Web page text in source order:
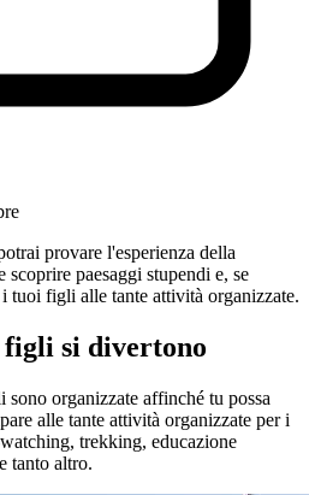
provare l'esperienza della
paesaggi stupendi e, se
tuoi figli alle tante attività organizzate.
si divertono
organizzate affinché tu possa
alle tante attività organizzate per i
trekking, educazione
tanto altro.